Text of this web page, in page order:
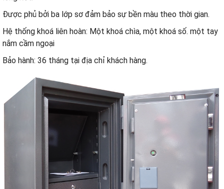
Được phủ bởi ba lớp sơ đảm bảo sự bền màu theo thời gian.
Hệ thống khoá liên hoàn: Một khoá chìa, một khoá số. một tay
nắm cầm ngoại
Bảo hành: 36 tháng tại địa chỉ khách hàng.